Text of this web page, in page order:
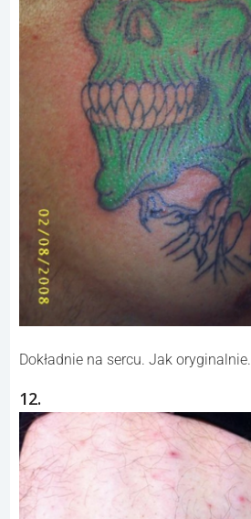
Dokładnie na sercu. Jak oryginalnie.
12.